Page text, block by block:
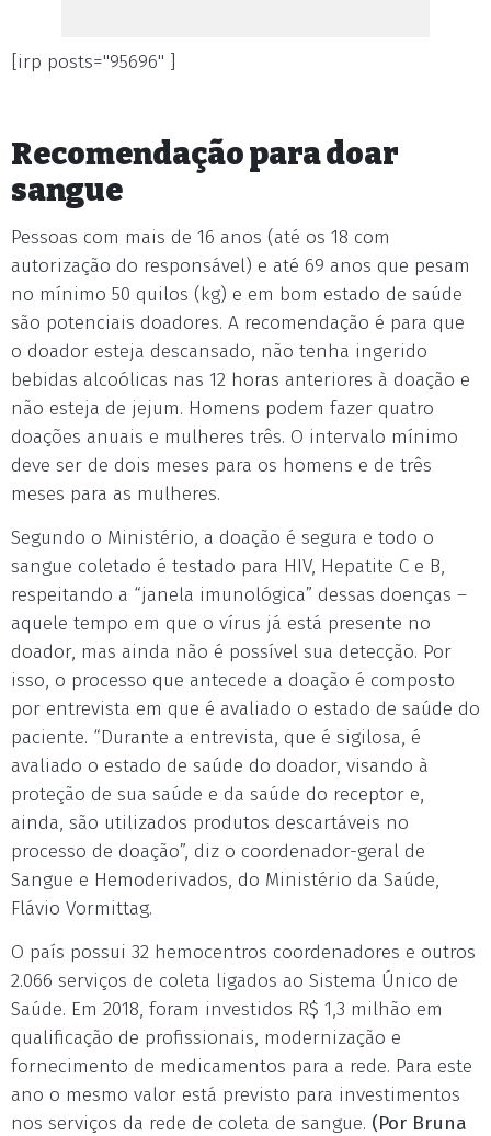
[irp posts="95696" ]
Recomendação para doar
sangue
Pessoas com mais de 16 anos (até os 18 com
autorização do responsável) e até 69 anos que pesam
no mínimo 50 quilos (kg) e em bom estado de saúde
são potenciais doadores. A recomendação é para que
o doador esteja descansado, não tenha ingerido
bebidas alcoólicas nas 12 horas anteriores à doação e
não esteja de jejum. Homens podem fazer quatro
doações anuais e mulheres três. O intervalo mínimo
deve ser de dois meses para os homens e de três
meses para as mulheres.
Segundo o Ministério, a doação é segura e todo o
sangue coletado é testado para HIV, Hepatite C e B,
respeitando a “janela imunológica” dessas doenças –
aquele tempo em que o vírus já está presente no
doador, mas ainda não é possível sua detecção. Por
isso, o processo que antecede a doação é composto
por entrevista em que é avaliado o estado de saúde do
paciente. “Durante a entrevista, que é sigilosa, é
avaliado o estado de saúde do doador, visando à
proteção de sua saúde e da saúde do receptor e,
ainda, são utilizados produtos descartáveis no
processo de doação”, diz o coordenador-geral de
Sangue e Hemoderivados, do Ministério da Saúde,
Flávio Vormittag.
O país possui 32 hemocentros coordenadores e outros
2.066 serviços de coleta ligados ao Sistema Único de
Saúde. Em 2018, foram investidos R$ 1,3 milhão em
qualificação de profissionais, modernização e
fornecimento de medicamentos para a rede. Para este
ano o mesmo valor está previsto para investimentos
nos serviços da rede de coleta de sangue. (Por Bruna